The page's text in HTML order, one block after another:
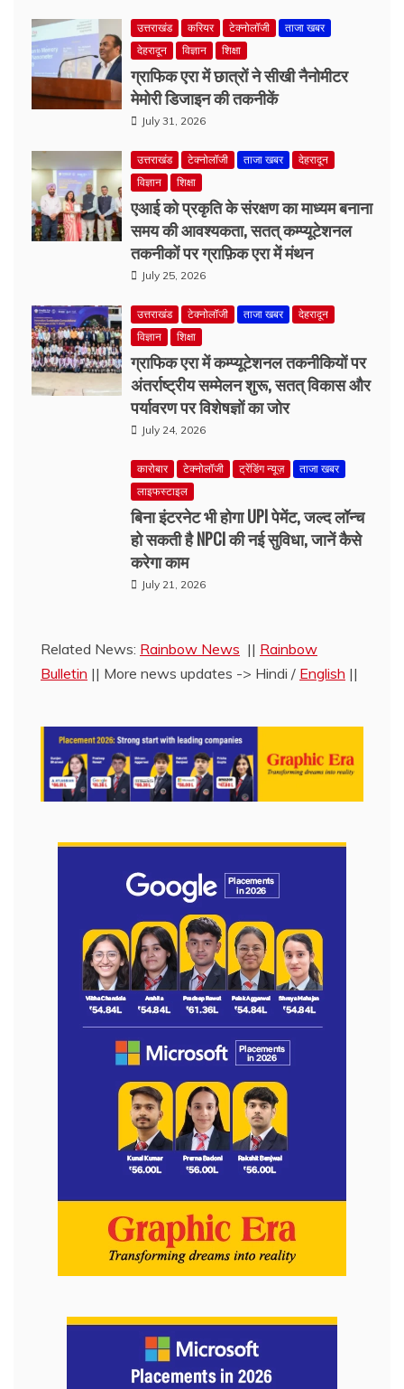
मेमोरी डिजाइन की तकनीकें
July 31, 2026
उत्तराखंड टेक्नोलॉजी ताजा खबर
देहरादून
विज्ञान
शिक्षा
एआई को प्रकृति के संरक्षण का माध्यम बनाना
समय की आवश्यकता, सतत् कम्प्यूटेशनल
तकनीकों पर ग्राफ़िक एरा में मंथन
July 25, 2026
उत्तराखंड टेक्नोलॉजी ताजा खबर
देहरादून
विज्ञान
शिक्षा
ग्राफिक एरा में कम्प्यूटेशनल तकनीकियों पर
अंतर्राष्ट्रीय सम्मेलन शुरू, सतत् विकास और
पर्यावरण पर विशेषज्ञों का जोर
July 24, 2026
कारोबार टेक्नोलॉजी ट्रेंडिंग न्यूज़
ताजा खबर
लाइफस्टाइल
बिना इंटरनेट भी होगा UPI पेमेंट, जल्द लॉन्च
हो सकती है NPCI की नई सुविधा, जानें कैसे
करेगा काम
July 21, 2026
Rainbow News